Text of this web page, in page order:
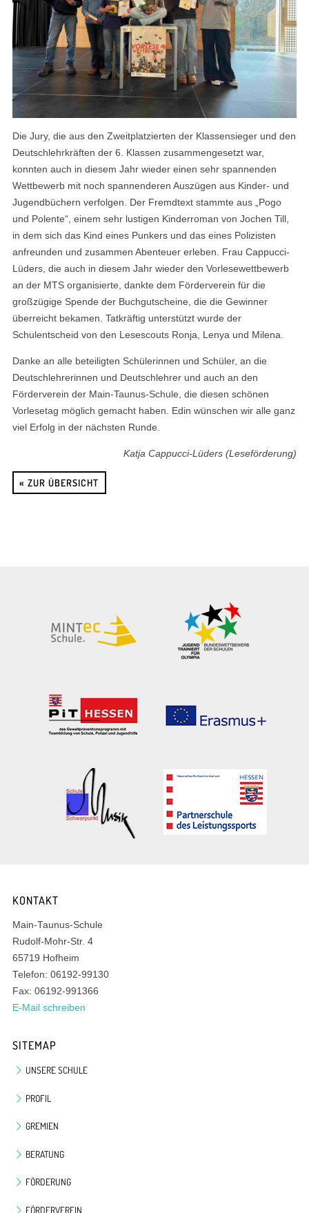
Die Jury, die aus den Zweitplatzierten der Klassensieger und den
Deutschlehrkräften der 6. Klassen zusammengesetzt war,
konnten auch in diesem Jahr wieder einen sehr spannenden
Wettbewerb mit noch spannenderen Auszügen aus Kinder- und
Jugendbüchern verfolgen. Der Fremdtext stammte aus „Pogo
und Polente“, einem sehr lustigen Kinderroman von Jochen Till,
in dem sich das Kind eines Punkers und das eines Polizisten
anfreunden und zusammen Abenteuer erleben. Frau Cappucci-
Lüders, die auch in diesem Jahr wieder den Vorlesewettbewerb
an der MTS organisierte, dankte dem Förderverein für die
großzügige Spende der Buchgutscheine, die die Gewinner
überreicht bekamen. Tatkräftig unterstützt wurde der
Schulentscheid von den Lesescouts Ronja, Lenya und Milena.
Danke an alle beteiligten Schülerinnen und Schüler, an die
Deutschlehrerinnen und Deutschlehrer und auch an den
Förderverein der Main-Taunus-Schule, die diesen schönen
Vorlesetag möglich gemacht haben. Edin wünschen wir alle ganz
viel Erfolg in der nächsten Runde.
Katja Cappucci-Lüders (Leseförderung)
« ZUR ÜBERSICHT
KONTAKT
Main-Taunus-Schule
Rudolf-Mohr-Str. 4
65719 Hofheim
Telefon: 06192-99130
Fax: 06192-991366
E-Mail schreiben
SITEMAP
UNSERE SCHULE
PROFIL
GREMIEN
BERATUNG
FÖRDERUNG
FÖRDERVEREIN